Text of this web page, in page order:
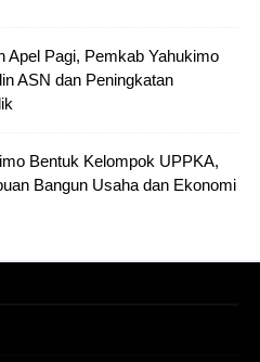
Apel Pagi, Pemkab Yahukimo
ASN dan Peningkatan
Bentuk Kelompok UPPKA,
Bangun Usaha dan Ekonomi